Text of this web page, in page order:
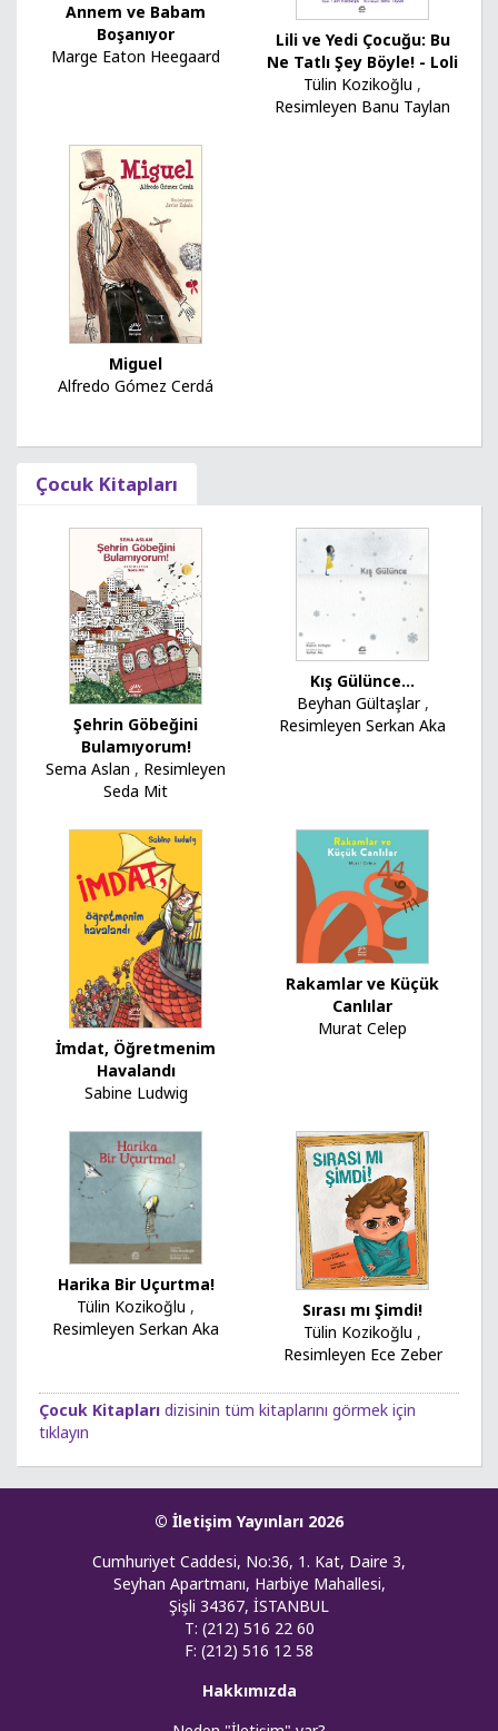
Annem ve Babam
Boşanıyor
Marge Eaton Heegaard
Lili ve Yedi Çocuğu: Bu
Ne Tatlı Şey Böyle! - Loli
Tülin Kozikoğlu ,
Resimleyen Banu Taylan
Miguel
Alfredo Gómez Cerdá
Çocuk Kitapları
Şehrin Göbeğini
Bulamıyorum!
Sema Aslan , Resimleyen
Seda Mit
Kış Gülünce...
Beyhan Gültaşlar,
Resimleyen Serkan Aka
İmdat, Öğretmenim
Havalandı
Sabine Ludwig
Rakamlar ve Küçük
Canlılar
Murat Celep
Harika Bir Uçurtma!
Tülin Kozikoğlu ,
Resimleyen Serkan Aka
Sırası mı Şimdi!
Tülin Kozikoğlu ,
Resimleyen Ece Zeber
Çocuk Kitapları dizisinin tüm kitaplarını görmek için
tıklayın
© İletişim Yayınları 2026
Cumhuriyet Caddesi, No:36, 1. Kat, Daire 3,
Seyhan Apartmanı, Harbiye Mahallesi,
Şişli 34367, İSTANBUL
T: (212) 516 22 60
F: (212) 516 12 58
Hakkımızda